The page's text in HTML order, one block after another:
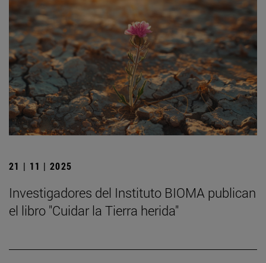
21 | 11 | 2025
Investigadores del Instituto BIOMA publican
el libro "Cuidar la Tierra herida"